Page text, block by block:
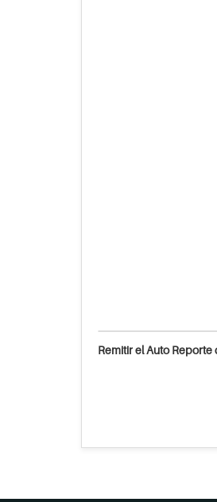
Remitir el Auto Reporte